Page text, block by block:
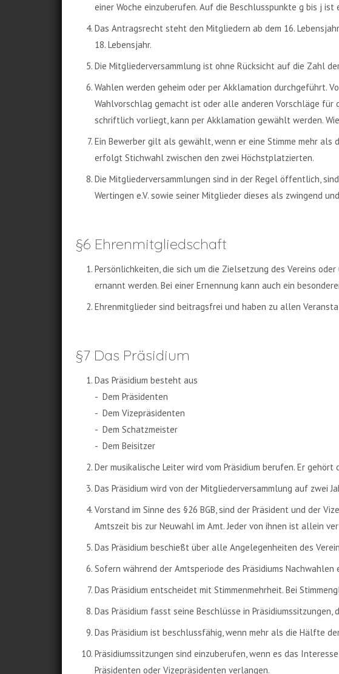
einer Woche einzuberufen. Auf die Beschlusspunkte g bis j ist
Das Antragsrecht steht den Mitgliedern ab dem 16.
18. Lebensjahr.
Die Mitgliederversammlung ist ohne Rücksicht auf die Zahl
Wahlen werden geheim oder per Akklamation durchgeführt.
Wahlvorschlag gemacht ist oder alle anderen Vorschläge für
schriftlich vorliegt, kann per Akklamation gewählt werden.
Ein Bewerber gilt als gewählt, wenn er eine Stimme mehr
erfolgt Stichwahl zwischen den zwei Höchstplatzierten.
Die Mitgliederversammlungen sind in der Regel öffentlich,
Wertingen e.V. sowie seiner Mitglieder dieses als zwingend
§6 Ehrenmitgliedschaft
Persönlichkeiten, die sich um die Zielsetzung des Vereins
ernannt werden. Bei einer Ernennung kann auch ein
Ehrenmitglieder sind beitragsfrei und haben zu allen
§7 Das Präsidium
Das Präsidium besteht aus
- Dem Präsidenten
- Dem Vizepräsidenten
- Dem Schatzmeister
- Dem Beisitzer
Der musikalische Leiter wird vom Präsidium berufen. Er
Das Präsidium wird von der Mitgliederversammlung auf zwei
Vorstand im Sinne des §26 BGB, sind der Präsident und der
Amtszeit bis zur Neuwahl im Amt. Jeder von ihnen ist allein
Das Präsidium beschießt über alle Angelegenheiten des
Sofern während der Amtsperiode des Präsidiums
Das Präsidium entscheidet mit Stimmenmehrheit. Bei
Das Präsidium fasst seine Beschlüsse in
Das Präsidium ist beschlussfähig, wenn mehr als die Hälfte
Präsidiumssitzungen sind einzuberufen, wenn es das
Präsidenten oder Vizepräsidenten verlangen.